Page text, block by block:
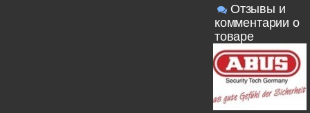
Отзывы и
комментарии о
товаре